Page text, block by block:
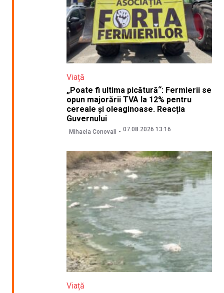
Viață
„Poate fi ultima picătură“: Fermierii se
opun majorării TVA la 12% pentru
cereale și oleaginoase. Reacția
Guvernului
Mihaela Conovali 07.08.2026 13:16
Viață